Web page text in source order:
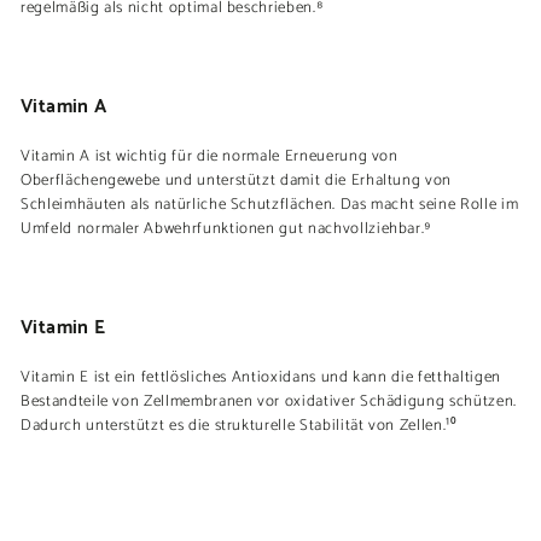
regelmäßig als nicht optimal beschrieben.⁸
Vitamin A
Vitamin A ist wichtig für die normale Erneuerung von
Oberflächengewebe und unterstützt damit die Erhaltung von
Schleimhäuten als natürliche Schutzflächen. Das macht seine Rolle im
Umfeld normaler Abwehrfunktionen gut nachvollziehbar.⁹
Vitamin E
Vitamin E ist ein fettlösliches Antioxidans und kann die fetthaltigen
Bestandteile von Zellmembranen vor oxidativer Schädigung schützen.
Dadurch unterstützt es die strukturelle Stabilität von Zellen.¹⁰